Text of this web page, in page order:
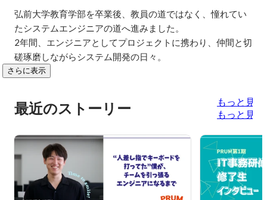
弘前大学教育学部を卒業後、教員の道ではなく、憧れてい
たシステムエンジニアの道へ進みました。
2年間、エンジニアとしてプロジェクトに携わり、仲間と切
磋琢磨しながらシステム開発の日々。
さらに表示
最近のストーリー
もっと見る
もっと見る